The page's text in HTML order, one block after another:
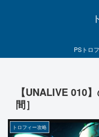
PSトロ
【UNALIVE 010
間］
トロフィー攻略